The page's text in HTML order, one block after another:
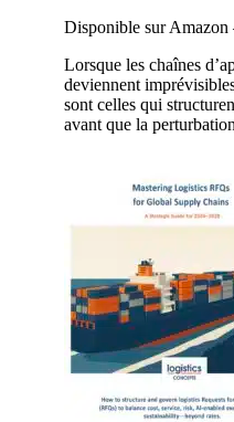
Disponible sur
Lorsque les chaînes
deviennent
sont celles qui
avant que la